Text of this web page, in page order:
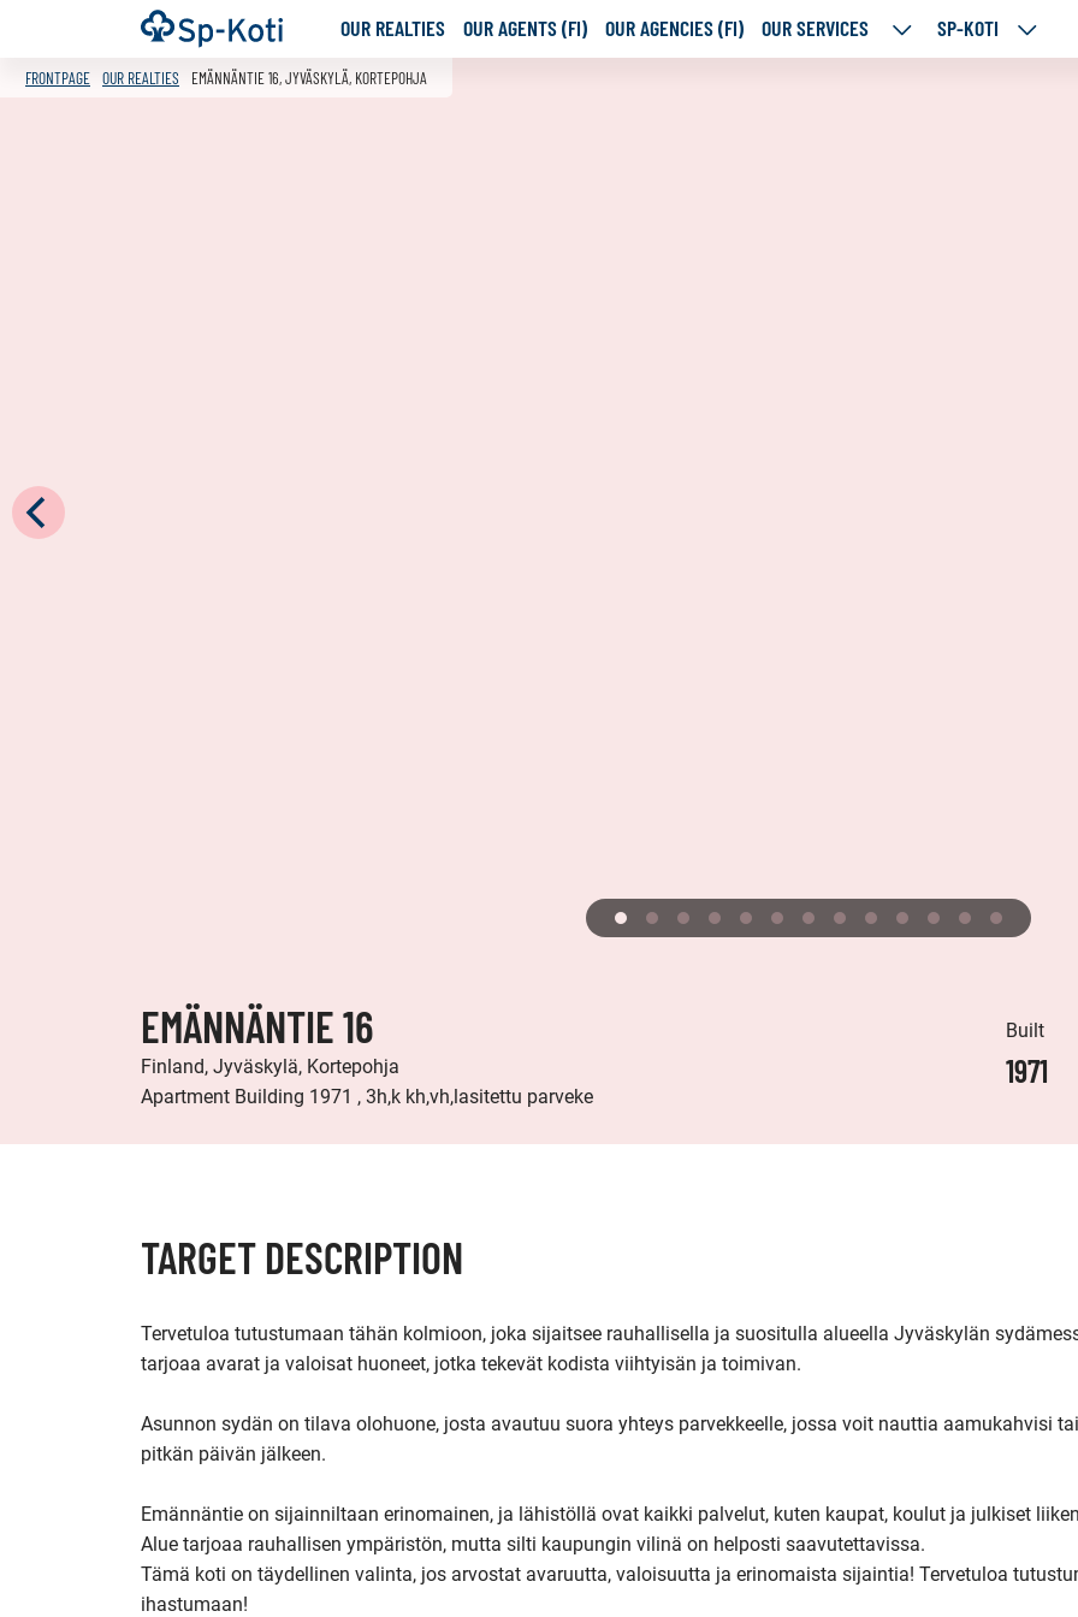
Go
to
content
Frontpage OUR REALTIES OUR AGENTS (FI) OUR AGENCIES (FI) OUR SERVICES
OUR
SP-KOTI
SP-
FRONTPAGE OUR REALTIES EMÄNNÄNTIE 16, JYVÄSKYLÄ, KORTEPOHJA
EMÄNNÄNTIE 16
Finland, Jyväskylä, Kortepohja
Apartment Building 1971 , 3h,k kh,vh,lasitettu parveke
Built
1971
TARGET DESCRIPTION
Tervetuloa tutustumaan tähän kolmioon, joka sijaitsee rauhallisella ja suositulla alueella Jyväskylän
tarjoaa avarat ja valoisat huoneet, jotka tekevät kodista viihtyisän ja toimivan.
Asunnon sydän on tilava olohuone, josta avautuu suora yhteys parvekkeelle, jossa voit nauttia aamukahvisi
pitkän päivän jälkeen.
Emännäntie on sijainniltaan erinomainen, ja lähistöllä ovat kaikki palvelut, kuten kaupat, koulut ja julkiset
Alue tarjoaa rauhallisen ympäristön, mutta silti kaupungin vilinä on helposti saavutettavissa.
Tämä koti on täydellinen valinta, jos arvostat avaruutta, valoisuutta ja erinomaista sijaintia! Tervetuloa
ihastumaan!